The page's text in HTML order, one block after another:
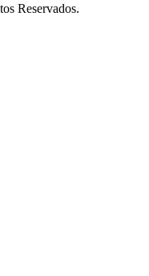
Reservados.